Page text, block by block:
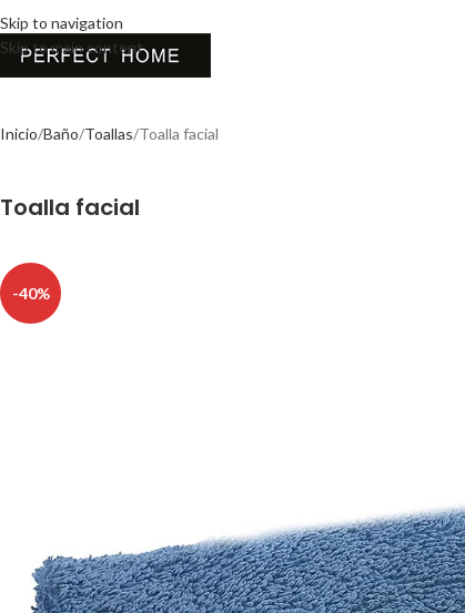
Skip to navigation
Skip to main content
Inicio Baño Toallas Toalla facial
Toalla facial
-40%